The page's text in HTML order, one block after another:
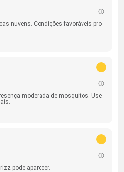
nuvens. Condições favoráveis pro
moderada de mosquitos. Use
pode aparecer.